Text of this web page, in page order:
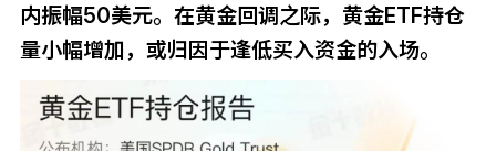
内振幅50美元。在黄金回调之际，黄金ETF持仓
量小幅增加，或归因于逢低买入资金的入场。